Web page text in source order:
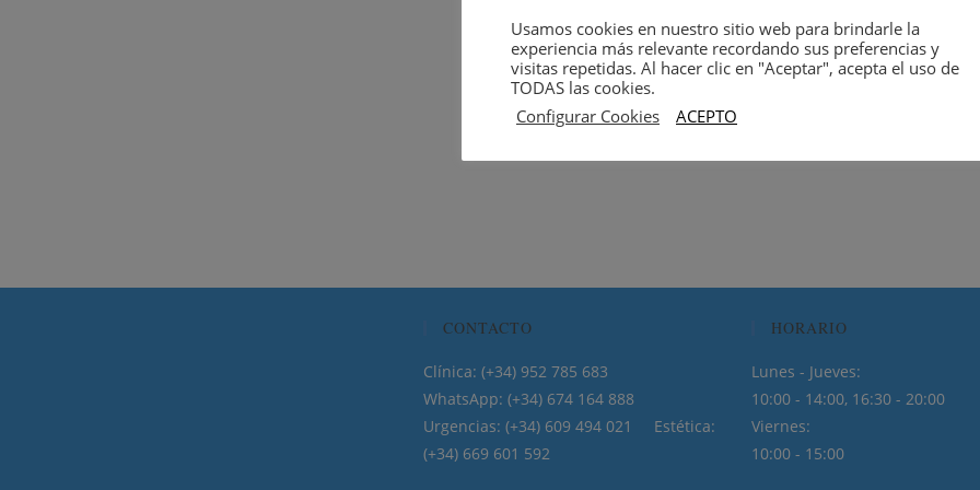
CONTACTO
Clínica: (+34) 952 785 683
WhatsApp: (+34) 674 164 888
Urgencias: (+34) 609 494 021 Estética:
(+34) 669 601 592
HORARIO
Lunes - Jueves:
10:00 - 14:00, 16:30 - 20:00
Viernes:
10:00 - 15:00
Usamos cookies en nuestro sitio web para brindarle la
experiencia más relevante recordando sus preferencias y
visitas repetidas. Al hacer clic en "Aceptar", acepta el uso de
TODAS las cookies.
Configurar Cookies
ACEPTO